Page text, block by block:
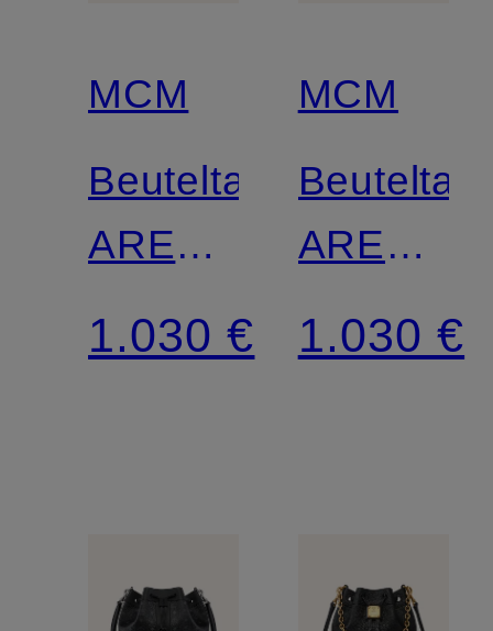
MCM
Beuteltasche
AREN
VISETOS
LARGE
1.030 €
MCM
AREN
VISETOS
LARGE
1.030 €